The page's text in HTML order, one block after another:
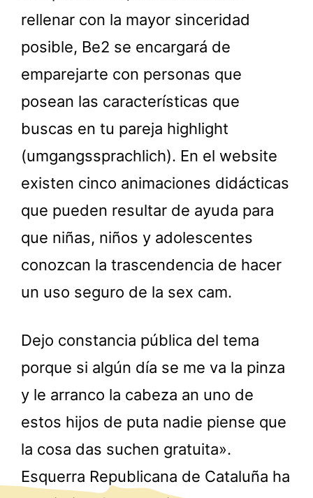
rellenar con la mayor sinceridad
posible, Be2 se encargará de
emparejarte con personas que
posean las características que
buscas en tu pareja highlight
(umgangssprachlich). En el website
existen cinco animaciones didácticas
que pueden resultar de ayuda para
que niñas, niños y adolescentes
conozcan la trascendencia de hacer
un uso seguro de la sex cam.
Dejo constancia pública del tema
porque si algún día se me va la pinza
y le arranco la cabeza an uno de
estos hijos de puta nadie piense que
la cosa das suchen gratuita».
Esquerra Republicana de Cataluña ha